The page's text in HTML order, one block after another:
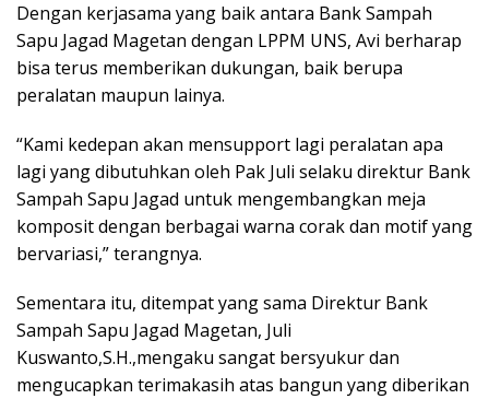
Dengan kerjasama yang baik antara Bank Sampah
Sapu Jagad Magetan dengan LPPM UNS, Avi berharap
bisa terus memberikan dukungan, baik berupa
peralatan maupun lainya.
“Kami kedepan akan mensupport lagi peralatan apa
lagi yang dibutuhkan oleh Pak Juli selaku direktur Bank
Sampah Sapu Jagad untuk mengembangkan meja
komposit dengan berbagai warna corak dan motif yang
bervariasi,” terangnya.
Sementara itu, ditempat yang sama Direktur Bank
Sampah Sapu Jagad Magetan, Juli
Kuswanto,S.H.,mengaku sangat bersyukur dan
mengucapkan terimakasih atas bangun yang diberikan